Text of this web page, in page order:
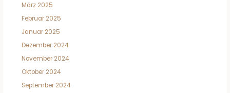
März 2025
Februar 2025
Januar 2025
Dezember 2024
November 2024
Oktober 2024
September 2024